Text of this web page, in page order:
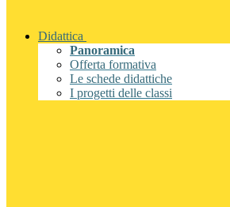
Didattica
Panoramica
Offerta formativa
Le schede didattiche
I progetti delle classi